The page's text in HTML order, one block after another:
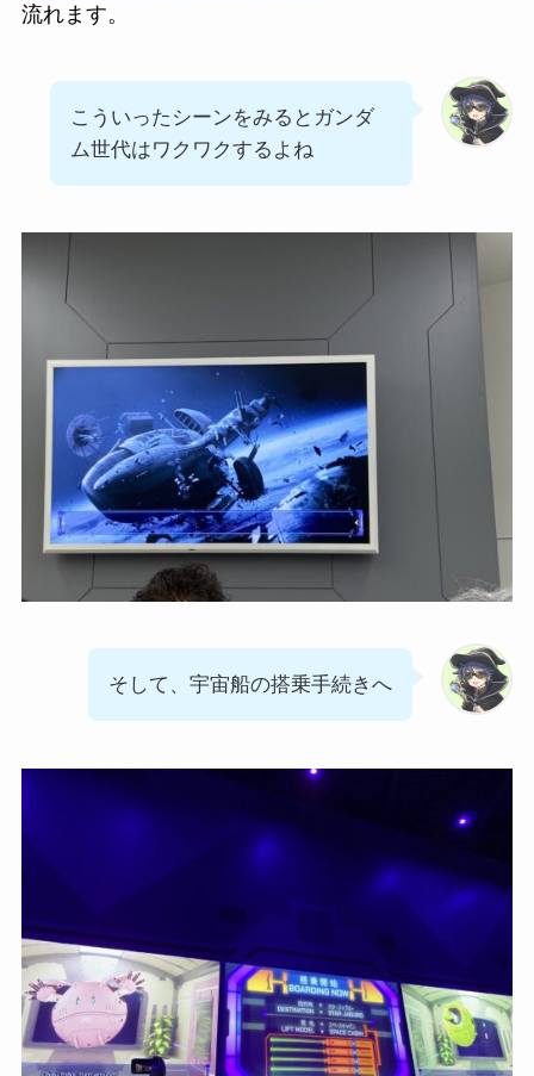
流れます。
こういったシーンをみるとガンダ
ム世代はワクワクするよね
そして、宇宙船の搭乗手続きへ